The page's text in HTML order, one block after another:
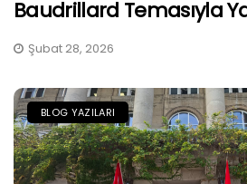
Baudrillard Temasıyla
Şubat 28, 2026
BLOG YAZILARI